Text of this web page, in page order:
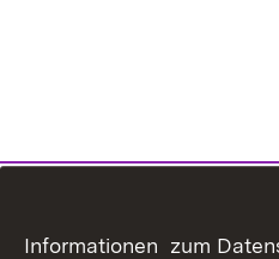
Informationen zum